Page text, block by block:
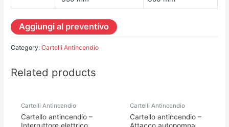
Aggiungi al preventivo
Category:Cartelli Antincendio
Related products
Cartelli Antincendio
Cartello antincendio –
Cartelli Antincendio
Cartello antincendio –